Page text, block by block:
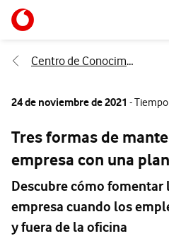
Ir a la pagina principal de vodafone.es
Centro de Conocimiento
24 de noviembre de 2021 -
Tres formas de
empresa con una
Descubre cómo fomentar
empresa cuando los
y fuera de la oficina